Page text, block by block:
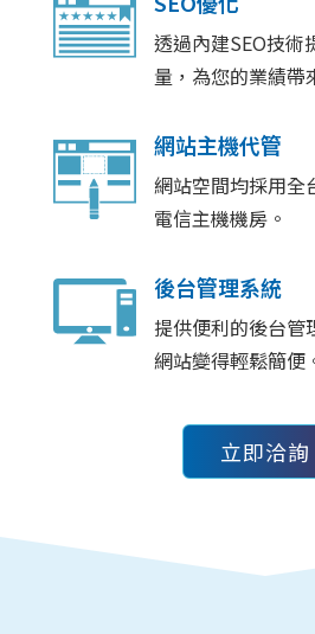
透過內建SEO技術
量，為您的業績帶
網站主機代管
網站空間均採用
電信主機機房。
後台管理系統
提供便利的後台管
網站變得輕鬆簡便
立即洽詢